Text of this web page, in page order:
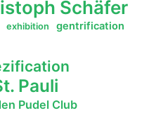
Schäfer
exhibition gentrification
Pauli
Pudel Club